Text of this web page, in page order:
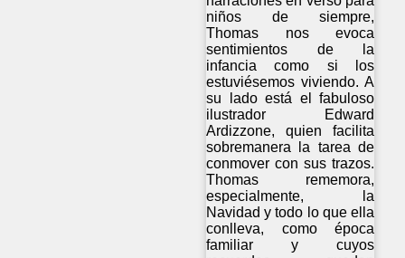
niños de siempre,
Thomas nos evoca
sentimientos de la
infancia como si los
estuviésemos viviendo. A
su lado está el fabuloso
ilustrador Edward
Ardizzone, quien facilita
sobremanera la tarea de
conmover con sus trazos.
Thomas rememora,
especialmente, la
Navidad y todo lo que ella
conlleva, como época
familiar y cuyos